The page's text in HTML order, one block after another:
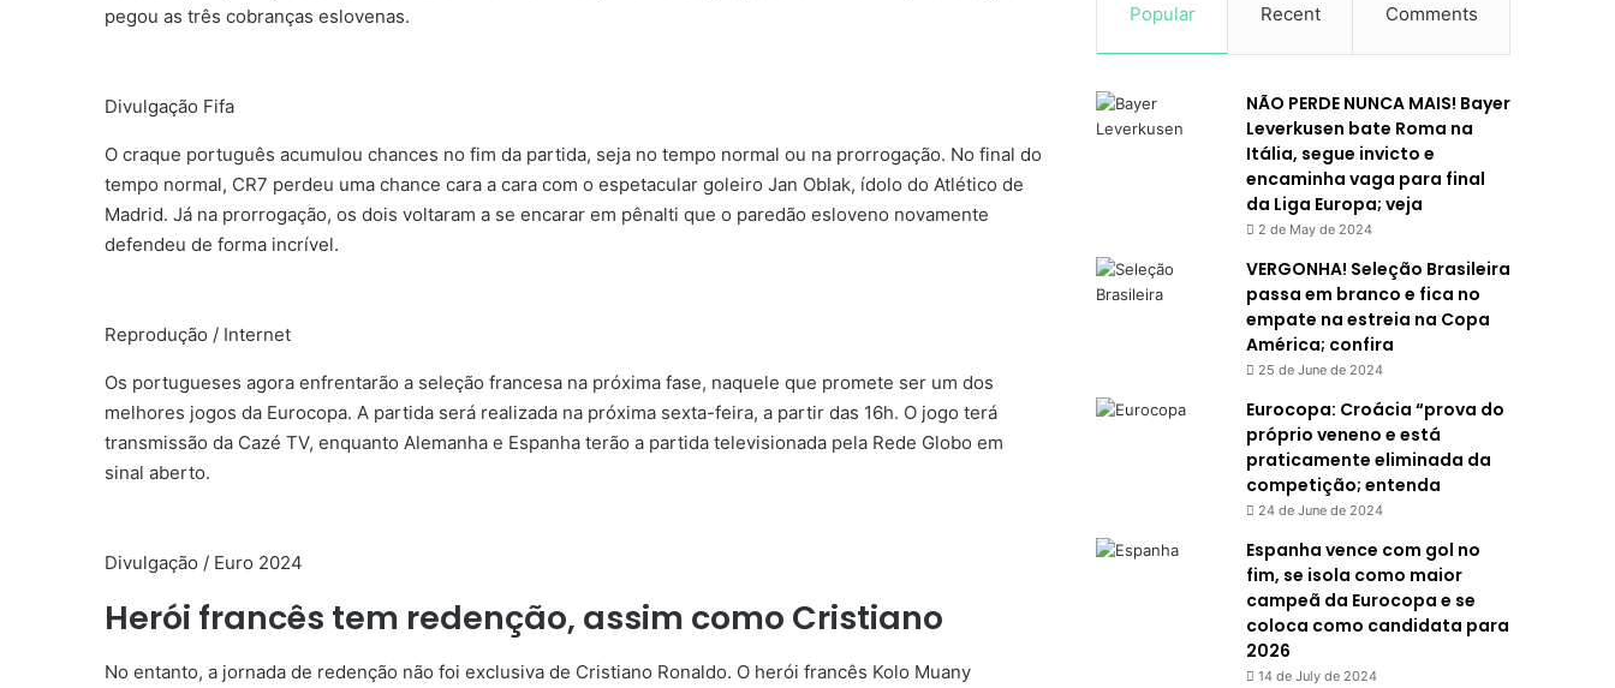
pegou as três cobranças eslovenas.
Divulgação Fifa
O craque português acumulou chances no fim da partida, seja no tempo normal ou na prorrogação. No final do
tempo normal, CR7 perdeu uma chance cara a cara com o espetacular goleiro Jan Oblak, ídolo do Atlético de
Madrid. Já na prorrogação, os dois voltaram a se encarar em pênalti que o paredão esloveno novamente
defendeu de forma incrível.
Reprodução / Internet
Os portugueses agora enfrentarão a seleção francesa na próxima fase, naquele que promete ser um dos
melhores jogos da Eurocopa. A partida será realizada na próxima sexta-feira, a partir das 16h. O jogo terá
transmissão da Cazé TV, enquanto Alemanha e Espanha terão a partida televisionada pela Rede Globo em
sinal aberto.
Divulgação / Euro 2024
Herói francês tem redenção, assim como Cristiano
No entanto, a jornada de redenção não foi exclusiva de Cristiano Ronaldo. O herói francês Kolo Muany
Popular Recent Comments
NÃO PERDE NUNCA MAIS! Bayer
Leverkusen bate Roma na
Itália, segue invicto e
encaminha vaga para final
da Liga Europa; veja
2 de May de 2024
VERGONHA! Seleção Brasileira
passa em branco e fica no
empate na estreia na Copa
América; confira
25 de June de 2024
Eurocopa: Croácia “prova do
próprio veneno e está
praticamente eliminada da
competição; entenda
24 de June de 2024
Espanha vence com gol no
fim, se isola como maior
campeã da Eurocopa e se
coloca como candidata para
2026
14 de July de 2024